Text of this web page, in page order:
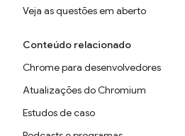
Veja as questões em aberto
Conteúdo relacionado
Chrome para desenvolvedores
Atualizações do Chromium
Estudos de caso